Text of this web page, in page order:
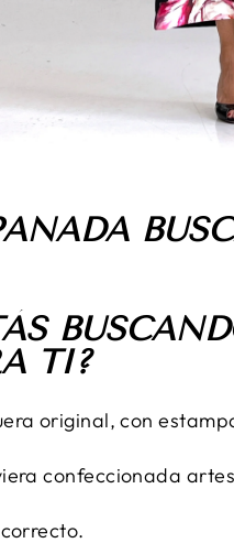
TI?
original, con
confeccionada